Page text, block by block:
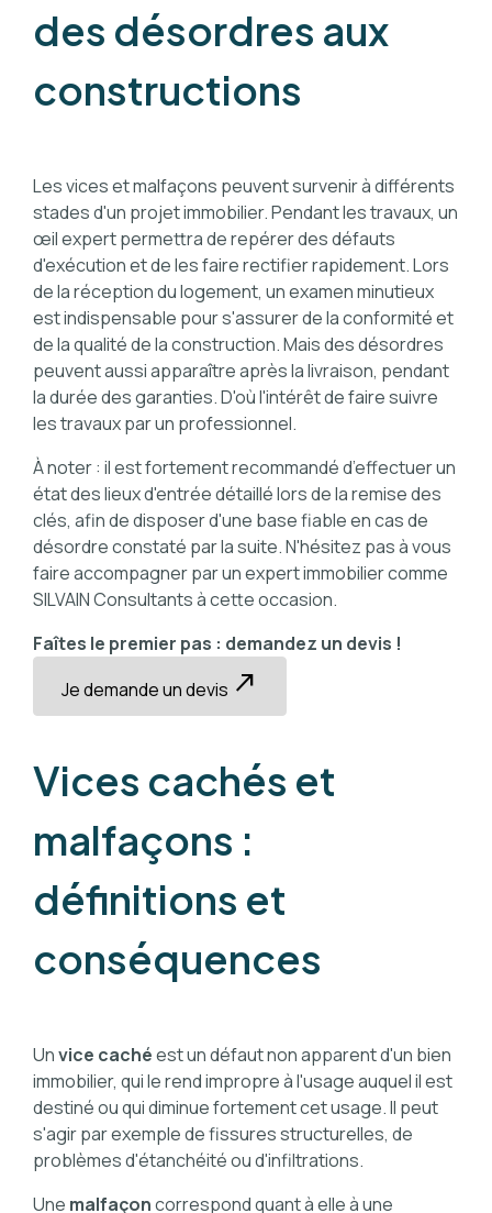
des désordres aux
constructions
Les vices et malfaçons peuvent survenir à différents
stades d'un projet immobilier. Pendant les travaux, un
œil expert permettra de repérer des défauts
d'exécution et de les faire rectifier rapidement. Lors
de la réception du logement, un examen minutieux
est indispensable pour s'assurer de la conformité et
de la qualité de la construction. Mais des désordres
peuvent aussi apparaître après la livraison, pendant
la durée des garanties. D'où l'intérêt de faire suivre
les travaux par un professionnel.
À noter : il est fortement recommandé d’effectuer un
état des lieux d'entrée détaillé lors de la remise des
clés, afin de disposer d'une base fiable en cas de
désordre constaté par la suite. N'hésitez pas à vous
faire accompagner par un expert immobilier comme
SILVAIN Consultants à cette occasion.
Faîtes le premier pas : demandez un devis !
Je demande un devis north_east
Vices cachés et
malfaçons :
définitions et
conséquences
Unvice cachéest un défaut non apparent d'un bien
immobilier, qui le rend impropre à l'usage auquel il est
destiné ou qui diminue fortement cet usage. Il peut
s'agir par exemple de fissures structurelles, de
problèmes d'étanchéité ou d'infiltrations.
Une malfaçoncorrespond quant à elle à une